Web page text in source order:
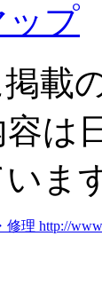
ップ
載
は
ま
修理 http://